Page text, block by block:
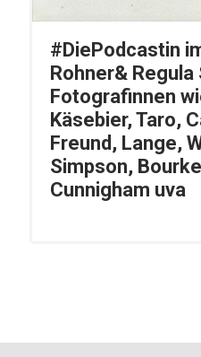
#DiePodcastin
Rohner&
Fotografinnen
Käsebier, Taro,
Freund, Lange,
Simpson,
Cunnigham uva